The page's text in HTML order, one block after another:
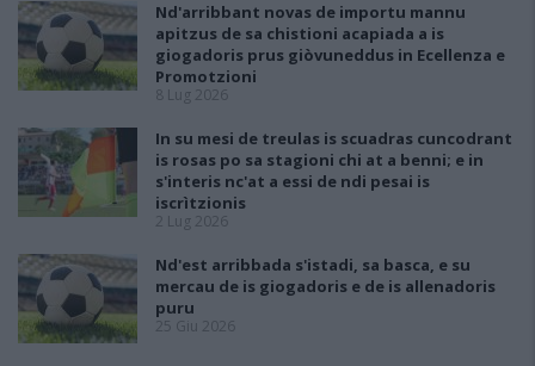
Nd'arribbant novas de importu mannu
apitzus de sa chistioni acapiada a is
giogadoris prus giòvuneddus in Ecellenza e
Promotzioni
8 Lug 2026
In su mesi de treulas is scuadras cuncodrant
is rosas po sa stagioni chi at a benni; e in
s'interis nc'at a essi de ndi pesai is
iscrìtzionis
2 Lug 2026
Nd'est arribbada s'istadi, sa basca, e su
mercau de is giogadoris e de is allenadoris
puru
25 Giu 2026